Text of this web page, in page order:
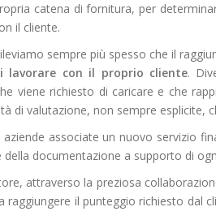
catena di fornitura, per
il cliente.
sempre più spesso che il
lavorare con il proprio cliente.
viene richiesto di caricare e che
di valutazione, non sempre esplicite,
associate un nuovo servizio
documentazione a supporto di
attraverso la preziosa
raggiungere il punteggio richiesto dal